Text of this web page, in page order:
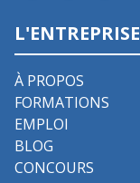
L'ENTREPRISE
À PROPOS
FORMATIONS
EMPLOI
BLOG
CONCOURS